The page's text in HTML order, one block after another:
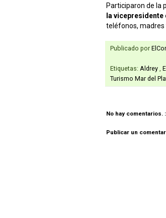
Participaron de la
la vicepresidente
teléfonos, madres
Publicado por
Etiquetas: Aldrey
Turismo Mar del
No hay comentarios. :
Publicar un